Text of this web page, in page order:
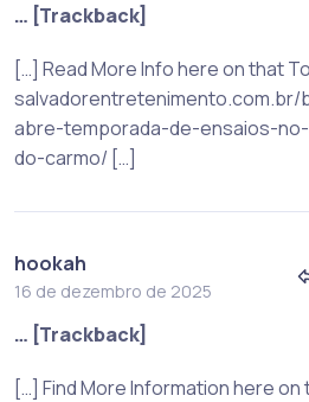
… [Trackback]
[…] Read More Info here on that
salvadorentretenimento.com.br/
abre-temporada-de-ensaios-
do-carmo/ […]
hookah
16 de dezembro de 2025
… [Trackback]
[…] Find More Information here on